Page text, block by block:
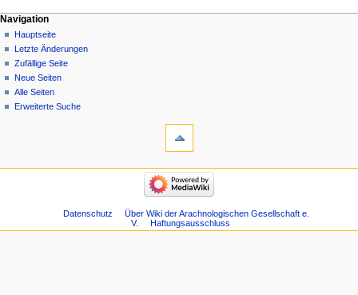
Navigation
Hauptseite
Letzte Änderungen
Zufällige Seite
Neue Seiten
Alle Seiten
Erweiterte Suche
Datenschutz
Über Wiki der Arachnologischen Gesellschaft e.
V.
Haftungsausschluss